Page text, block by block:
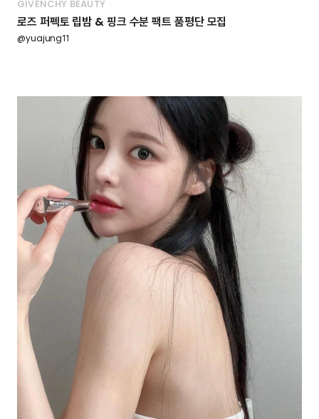
GIVENCHY BEAUTY
로즈 퍼펙토 립밤 & 핑크 수분 팩트 품평단 모집
@yuajung11